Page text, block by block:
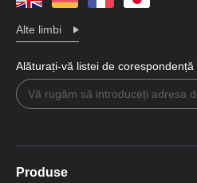
Alte limbi
Alăturați-vă listei de corespondență
Produse